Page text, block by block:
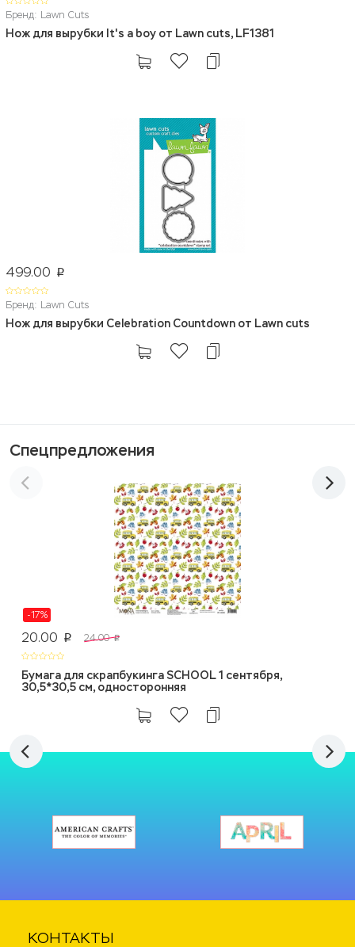
Бренд: Lawn Cuts
Нож для вырубки It's a boy от Lawn cuts, LF1381
499.00 p
Бренд: Lawn Cuts
Нож для вырубки Celebration Countdown от Lawn cuts
Спецпредложения
-17%
20.00 p 24.00 p
Бумага для скрапбукинга SCHOOL 1 сентября,
30,5*30,5 см, односторонняя
КОНТАКТЫ